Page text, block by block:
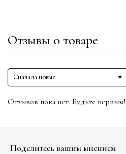
Отзывы о товаре
Сначала новые
Отзывов пока нет. Будьте первым!
Поделитесь вашим мнением